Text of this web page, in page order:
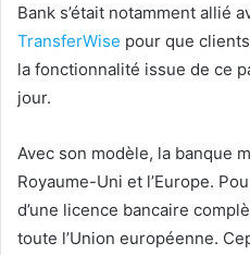
Bank s’était notamment allié
TransferWise pour que
la fonctionnalité issue de ce
jour.
Avec son modèle, la banque
Royaume-Uni et l’Europe.
d’une licence bancaire
toute l’Union européenne.